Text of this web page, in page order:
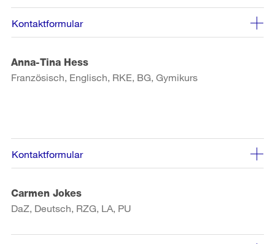
Kontaktformular
Anna-Tina Hess
Französisch, Englisch, RKE, BG, Gymikurs
Kontaktformular
Carmen Jokes
DaZ, Deutsch, RZG, LA, PU